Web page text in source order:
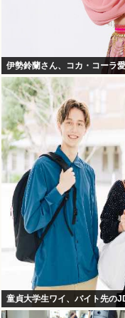
伊勢鈴蘭さん、コカ・コーラ
童貞大学生ワイ、バイト先の